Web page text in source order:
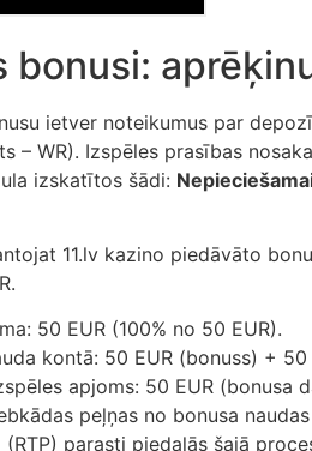
bonusi:
ietver noteikumus par
– WR). Izspēles prasības
izskatītos šādi:
11.lv kazino piedāvāto
50 EUR (100% no 50 EUR).
kontā: 50 EUR (bonuss) +
apjoms: 50 EUR (bonusa
peļņas no bonusa
parasti piedalās šajā